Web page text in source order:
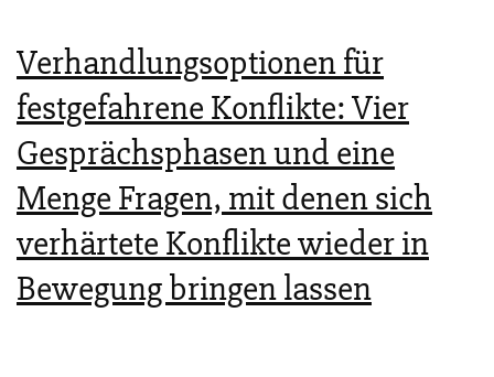
Verhandlungsoptionen für
festgefahrene Konflikte: Vier
Gesprächsphasen und eine
Menge Fragen, mit denen sich
verhärtete Konflikte wieder in
Bewegung bringen lassen